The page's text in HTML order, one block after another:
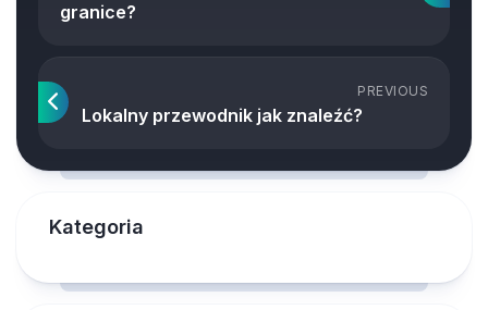
granice?
PREVIOUS
Lokalny przewodnik jak znaleźć?
Kategoria